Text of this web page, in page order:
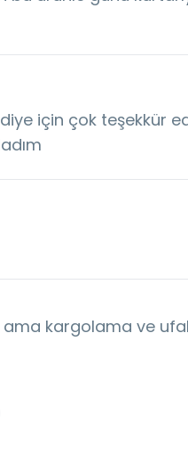
için çok teşekkür
kargolama ve